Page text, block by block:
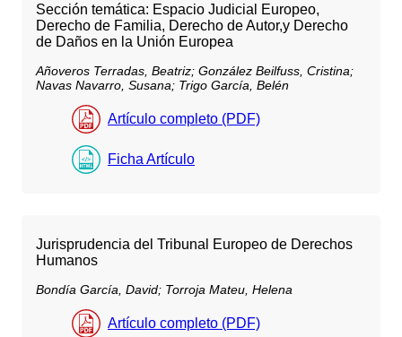
Sección temática: Espacio Judicial Europeo,
Derecho de Familia, Derecho de Autor,y Derecho
de Daños en la Unión Europea
Añoveros Terradas, Beatriz; González Beilfuss, Cristina;
Navas Navarro, Susana; Trigo García, Belén
Artículo completo (PDF)
Ficha Artículo
Jurisprudencia del Tribunal Europeo de Derechos
Humanos
Bondía García, David; Torroja Mateu, Helena
Artículo completo (PDF)